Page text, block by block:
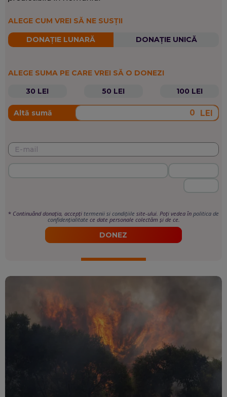
ALEGE CUM VREI SĂ NE SUSȚII
DONAȚIE LUNARĂ DONAȚIE UNICĂ
ALEGE SUMA PE CARE VREI SĂ O DONEZI
30 LEI
50 LEI 100 LEI
Altă sumă LEI
* Continuând donația, accepți termenii si condițiile site-ului. Poți vedea în politica de
confidențialitate ce date personale colectăm și de ce.
DONEZ